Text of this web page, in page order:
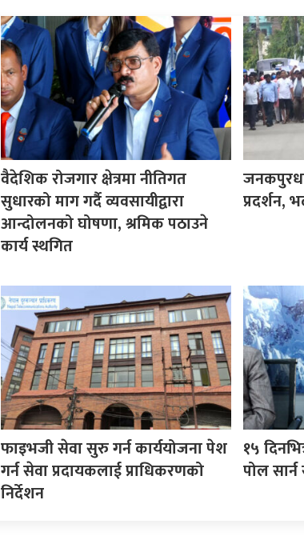
वैदेशिक रोजगार क्षेत्रमा नीतिगत
सुधारको माग गर्दै व्यवसायीद्वारा
आन्दोलनको घोषणा, श्रमिक पठाउने
कार्य स्थगित
प्रदर्शन,
फाइभजी सेवा सुरु गर्न कार्ययोजना पेश
गर्न सेवा प्रदायकलाई प्राधिकरणको
निर्देशन
१५
पोल